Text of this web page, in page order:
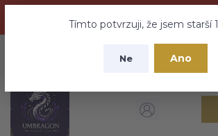
nebuďte vyděšeni zde najdete vše a
Tímto potvrzuji, že jsem starší
Ne Ano
CZK